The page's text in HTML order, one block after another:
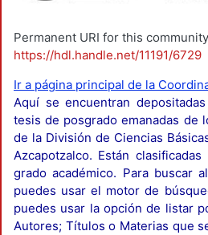
Permanent URI for this community
https://hdl.handle.net/11191/6729
Ir a página principal de la
Aquí se encuentran
tesis de posgrado emanadas de
de la División de Ciencias
Azcapotzalco. Están
grado académico. Para buscar
puedes usar el motor de
puedes usar la opción de listar
Autores; Títulos o Materias que